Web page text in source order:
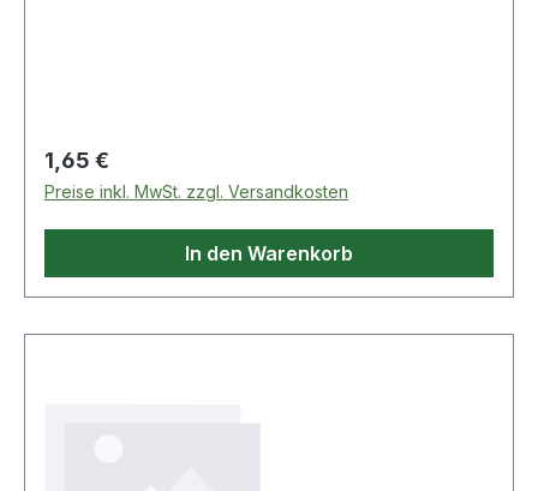
Regulärer Preis:
1,65 €
Preise inkl. MwSt. zzgl. Versandkosten
In den Warenkorb